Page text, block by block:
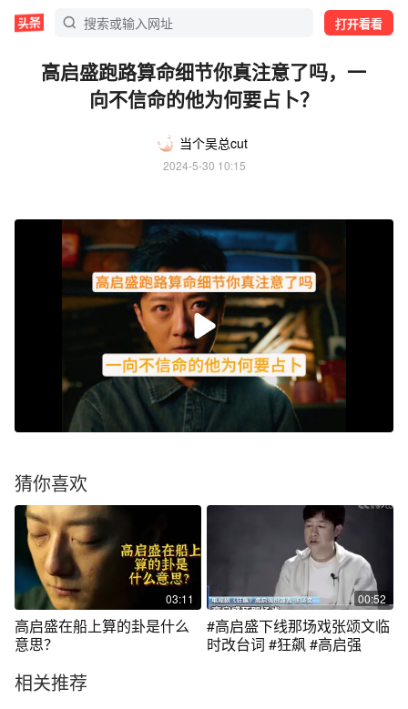
打开看看
高启盛跑路算命细节你真注意了吗，一
向不信命的他为何要占卜？
当个吴总cut
2024-5-30 10:15
猜你喜欢
03:11
高启盛在船上算的卦是什么
意思？
00:52
#高启盛下线那场戏张颂文临
时改台词 #狂飙 #高启强
相关推荐